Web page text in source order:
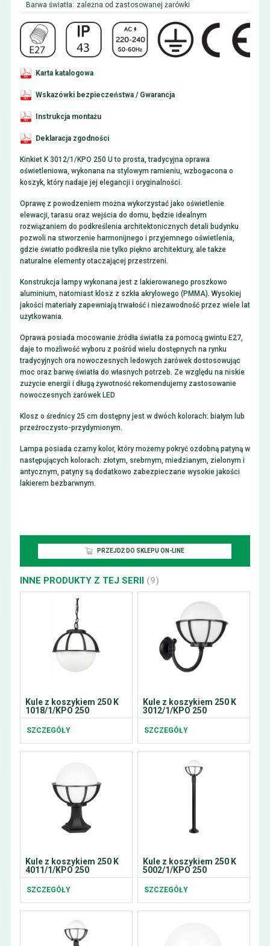
Barwa światła: zależna od zastosowanej żarówki
Karta katalogowa
Wskazówki bezpieczeństwa / Gwarancja
Instrukcja montażu
Deklaracja zgodności
Kinkiet K 3012/1/KPO 250 U to prosta, tradycyjna oprawa
oświetleniowa, wykonana na stylowym ramieniu, wzbogacona o
koszyk, który nadaje jej elegancji i oryginalności.
Oprawę z powodzeniem można wykorzystać jako oświetlenie
elewacji, tarasu oraz wejścia do domu, będzie idealnym
rozwiązaniem do podkreślenia architektonicznych detali budynku
pozwoli na stworzenie harmonijnego i przyjemnego oświetlenia,
gdzie światło podkreśla nie tylko piękno architektury, ale także
naturalne elementy otaczającej przestrzeni.
Konstrukcja lampy wykonana jest z lakierowanego proszkowo
aluminium, natomiast klosz z szkła akrylowego (PMMA). Wysokiej
jakości materiały zapewniają trwałość i niezawodność przez wiele lat
użytkowania.
Oprawa posiada mocowanie źródła światła za pomocą gwintu E27,
daje to możliwość wyboru z pośród wielu dostępnych na rynku
tradycyjnych ora nowoczesnych ledowych żarówek dostosowując
moc oraz barwę światła do własnych potrzeb. Ze względu na niskie
zużycie energii i długą żywotność rekomendujemy zastosowanie
nowoczesnych żarówek LED
Klosz o średnicy 25 cm dostępny jest w dwóch kolorach: białym lub
przeźroczysto-przydymionym.
Lampa posiada czarny kolor, który możemy pokryć ozdobną patyną w
następujących kolorach: złotym, srebrnym, miedzianym, zielonym i
antycznym, patyny są dodatkowo zabezpieczane wysokie jakości
lakierem bezbarwnym.
PRZEJDŻ DO SKLEPU ON-LINE
INNE PRODUKTY Z TEJ SERII (9)
Kule z koszykiem 250 K
1018/1/KPO 250
SZCZEGÓŁY
Kule z koszykiem 250 K
3012/1/KPO 250
SZCZEGÓŁY
Kule z koszykiem 250 K
4011/1/KPO 250
SZCZEGÓŁY
Kule z koszykiem 250 K
5002/1/KPO 250
SZCZEGÓŁY